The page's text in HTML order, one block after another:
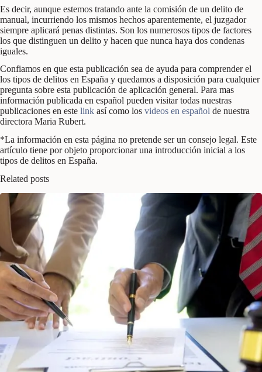
Es decir, aunque estemos tratando ante la comisión de un delito de
manual, incurriendo los mismos hechos aparentemente, el juzgador
siempre aplicará penas distintas. Son los numerosos tipos de factores
los que distinguen un delito y hacen que nunca haya dos condenas
iguales.
Confiamos en que esta publicación sea de ayuda para comprender el
los tipos de delitos en España y quedamos a disposición para cualquier
pregunta sobre esta publicación de aplicación general. Para mas
información publicada en español pueden visitar todas nuestras
publicaciones en este link así como los videos en español de nuestra
directora Maria Rubert.
*La información en esta página no pretende ser un consejo legal. Este
artículo tiene por objeto proporcionar una introducción inicial a los
tipos de delitos en España.
Related posts